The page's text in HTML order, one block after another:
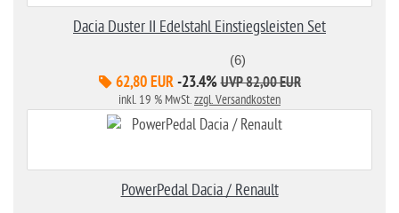
Dacia Duster II Edelstahl Einstiegsleisten Set
(6)
62,80 EUR -23.4% UVP 82,00 EUR
inkl. 19 % MwSt.zzgl. Versandkosten
PowerPedal Dacia / Renault